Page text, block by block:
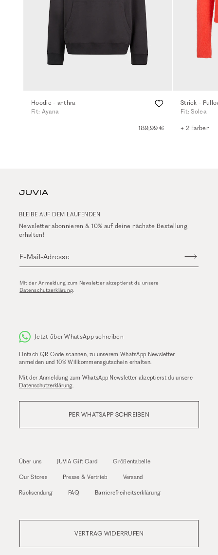
Hoodie - anthra
Fit: Ayana
189,99 €
Strick -
Fit: Solea
+ 2 Farben
BLEIBE AUF DEM LAUFENDEN
Newsletter abonnieren & 10% auf deine nächste Bestellung
erhalten!
E-Mail-Adresse
Mit der Anmeldung zum Newsletter akzeptierst du unsere
Datenschutzerklärung
Jetzt über WhatsApp schreiben
Einfach QR-Code scannen, zu unserem WhatsApp Newsletter
anmelden und 10% Willkommensgutschein erhalten.
Mit der Anmeldung zum WhatsApp Newsletter akzeptierst du unsere
Datenschutzerklärung
PER WHATSAPP SCHREIBEN
Über uns JUVIA Gift Card Größentabelle
Our Stores Presse & Vertrieb Versand
Rücksendung FAQ Barrierefreiheitserklärung
VERTRAG WIDERRUFEN